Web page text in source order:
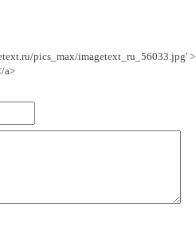
pics_max/imagetext_ru_56033.jpg' >
a>